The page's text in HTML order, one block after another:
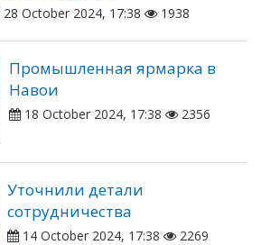
28 October 2024, 17:38 1938
Промышленная ярмарка в
Навои
18 October 2024, 17:38 2356
Уточнили детали
сотрудничества
14 October 2024, 17:38 2269